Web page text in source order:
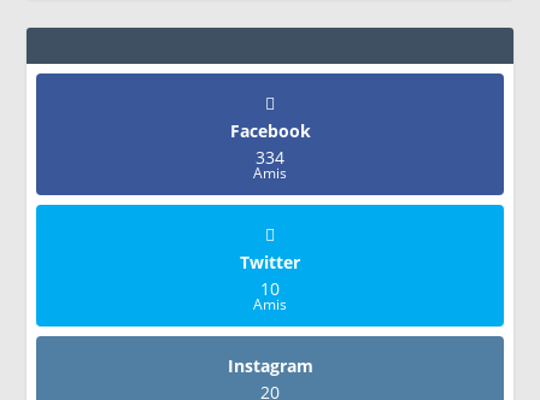
Facebook
334
Amis
Twitter
10
Amis
Instagram
20